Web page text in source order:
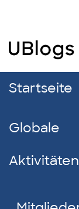
Startseite
Globale
Aktivitäten